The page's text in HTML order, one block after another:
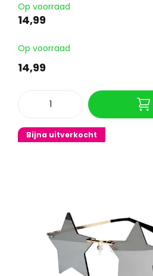
Op voorraad
14,99
Op voorraad
14,99
Bijna uitverkocht